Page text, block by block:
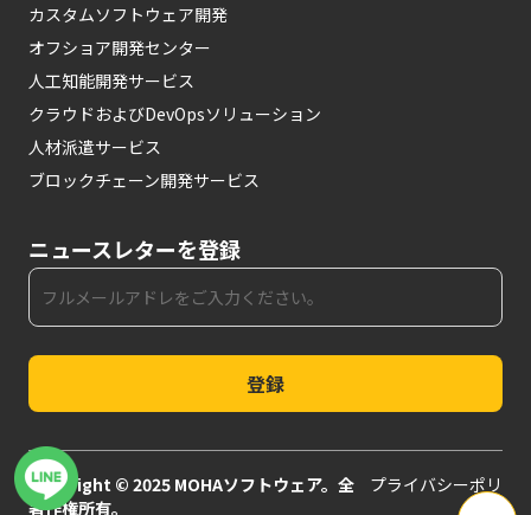
カスタムソフトウェア開発
オフショア開発センター
人工知能開発サービス
クラウドおよびDevOpsソリューション
人材派遣サービス
ブロックチェーン開発サービス
ニュースレターを登録
登録
Copyright © 2025 MOHAソフトウェア。全
著作権所有。
プライバシーポリ